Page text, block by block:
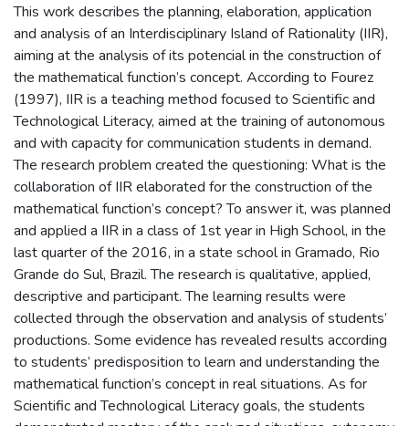
This work describes the planning, elaboration, application
and analysis of an Interdisciplinary Island of Rationality (IIR),
aiming at the analysis of its potencial in the construction of
the mathematical function’s concept. According to Fourez
(1997), IIR is a teaching method focused to Scientific and
Technological Literacy, aimed at the training of autonomous
and with capacity for communication students in demand.
The research problem created the questioning: What is the
collaboration of IIR elaborated for the construction of the
mathematical function’s concept? To answer it, was planned
and applied a IIR in a class of 1st year in High School, in the
last quarter of the 2016, in a state school in Gramado, Rio
Grande do Sul, Brazil. The research is qualitative, applied,
descriptive and participant. The learning results were
collected through the observation and analysis of students’
productions. Some evidence has revealed results according
to students’ predisposition to learn and understanding the
mathematical function’s concept in real situations. As for
Scientific and Technological Literacy goals, the students